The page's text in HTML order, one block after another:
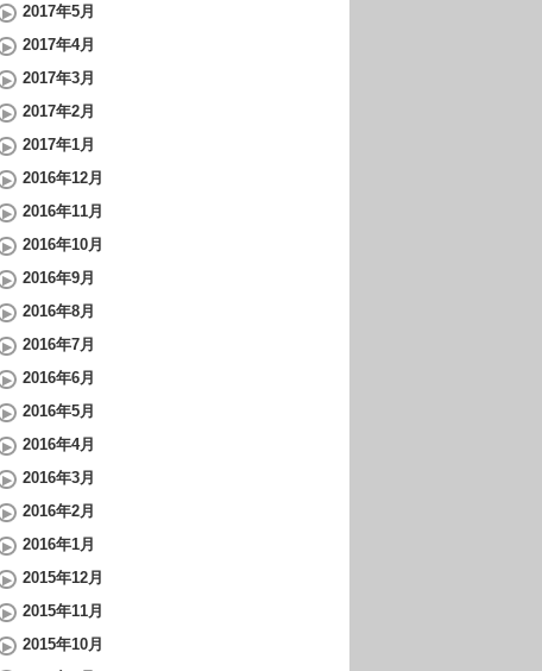
2017年5月
2017年4月
2017年3月
2017年2月
2017年1月
2016年12月
2016年11月
2016年10月
2016年9月
2016年8月
2016年7月
2016年6月
2016年5月
2016年4月
2016年3月
2016年2月
2016年1月
2015年12月
2015年11月
2015年10月